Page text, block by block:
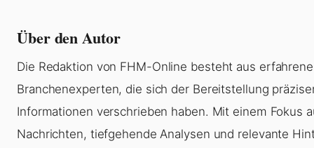
Über den Autor
Die Redaktion von FHM-Online besteht aus
Branchenexperten, die sich der Bereitstellung
Informationen verschrieben haben. Mit einem Fokus
Nachrichten, tiefgehende Analysen und relevante